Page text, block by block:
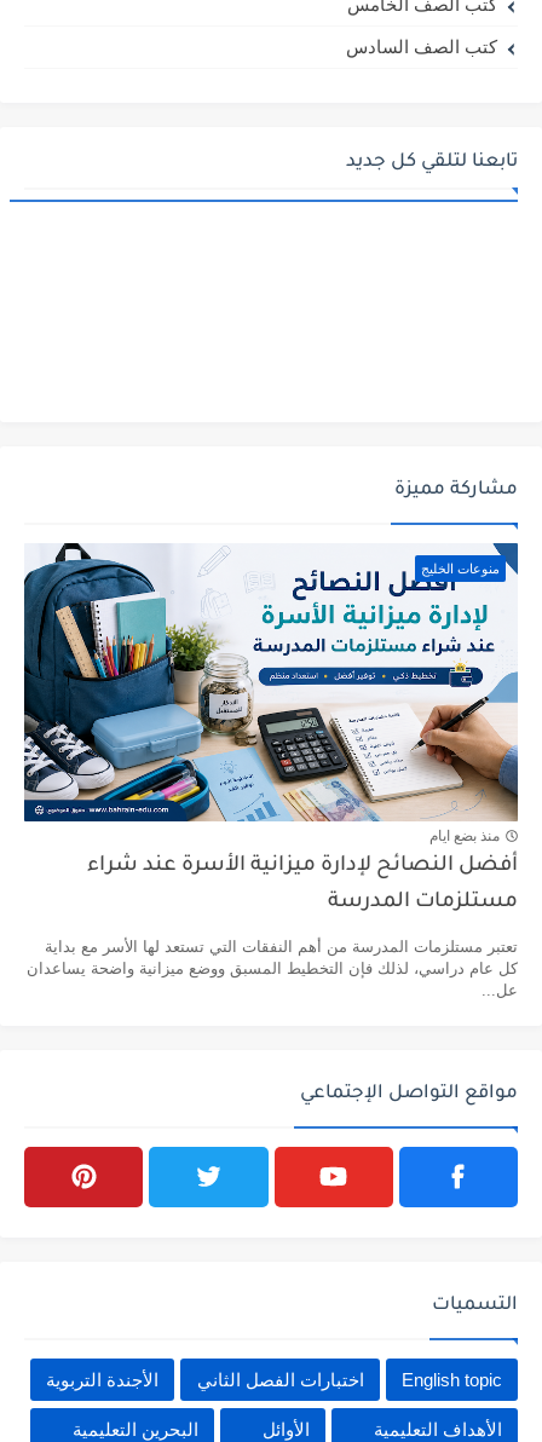
كتب الصف الخامس
كتب الصف السادس
تابعنا لتلقي كل جديد
مشاركة مميزة
منوعات الخليج
منذ بضع ايام
أفضل النصائح لإدارة ميزانية الأسرة عند شراء
مستلزمات المدرسة
تعتبر مستلزمات المدرسة من أهم النفقات التي تستعد لها الأسر مع بداية
كل عام دراسي، لذلك فإن التخطيط المسبق ووضع ميزانية واضحة يساعدان
عل...
مواقع التواصل الإجتماعي
التسميات
English topic اختبارات الفصل الثاني الأجندة التربوية
الأهداف التعليمية الأوائل البحرين التعليمية